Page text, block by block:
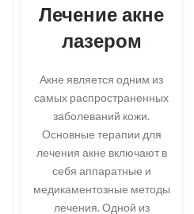
Лечение акне
лазером
Акне является одним из
самых распространенных
заболеваний кожи.
Основные терапии для
лечения акне включают в
себя аппаратные и
медикаментозные методы
лечения. Одной из